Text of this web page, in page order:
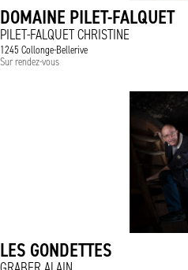
DOMAINE PILET-FALQUET
PILET-FALQUET CHRISTINE
1245 Collonge-Bellerive
Sur rendez-vous
LES GONDETTES